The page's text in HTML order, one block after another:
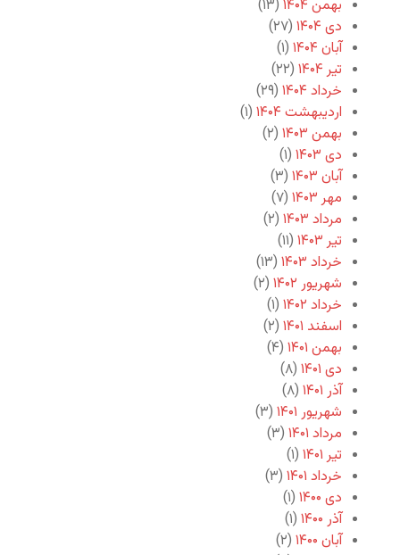
بهمن ۱۴۰۴
(۱۳)
دی ۱۴۰۴
(۲۷)
آبان ۱۴۰۴
(۱)
تیر ۱۴۰۴
(۲۲)
خرداد ۱۴۰۴
(۲۹)
اردیبهشت ۱۴۰۴
(۱)
بهمن ۱۴۰۳
(۲)
دی ۱۴۰۳
(۱)
آبان ۱۴۰۳
(۳)
مهر ۱۴۰۳
(۷)
مرداد ۱۴۰۳
(۲)
تیر ۱۴۰۳
(۱۱)
خرداد ۱۴۰۳
(۱۳)
شهریور ۱۴۰۲
(۲)
خرداد ۱۴۰۲
(۱)
اسفند ۱۴۰۱
(۲)
بهمن ۱۴۰۱
(۴)
دی ۱۴۰۱
(۸)
آذر ۱۴۰۱
(۸)
شهریور ۱۴۰۱
(۳)
مرداد ۱۴۰۱
(۳)
تیر ۱۴۰۱
(۱)
خرداد ۱۴۰۱
(۳)
دی ۱۴۰۰
(۱)
آذر ۱۴۰۰
(۱)
آبان ۱۴۰۰
(۲)